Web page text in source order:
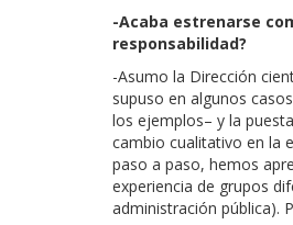
-Acaba estrenarse
responsabilidad?
-Asumo la Dirección
supuso en algunos
los ejemplos– y la
cambio cualitativo en la
paso a paso, hemos
experiencia de grupos
administración pública).